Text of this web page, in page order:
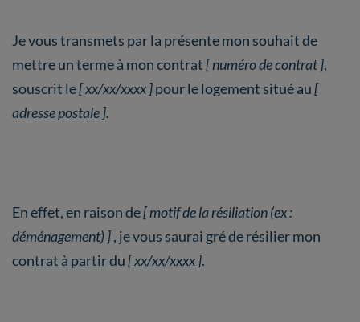
Je vous transmets par la présente mon souhait de
mettre un terme à mon contrat[ numéro de contrat ],
souscrit le[ xx/xx/xxxx ]pour le logement situé au[
adresse postale ].
En effet, en raison de[ motif de la résiliation (ex :
déménagement) ], je vous saurai gré de résilier mon
contrat à partir du[ xx/xx/xxxx ].